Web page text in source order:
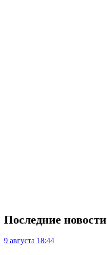
Последние новости
9 августа 18:44